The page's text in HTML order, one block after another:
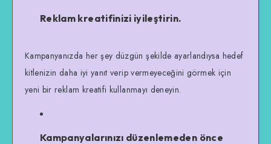
Reklam kreatifinizi iyileştirin.
Kampanyanızda her şey düzgün şekilde ayarlandıysa hedef
kitlenizin daha iyi yanıt verip vermeyeceğini görmek için
yeni bir reklam kreatifi kullanmayı deneyin.
Kampanyalarınızı düzenlemeden önce